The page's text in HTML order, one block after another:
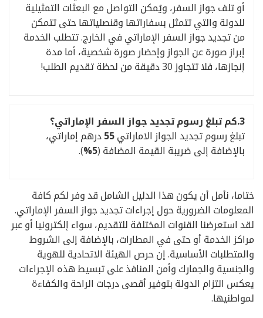
أو تلف جواز السفر، ويُمكن التواصل مع البعثات التمثيلية
للدولة والتي تتمثل بسفاراتها وقنصلياتها حتى تتمكن
من تجديد جواز السفر الإماراتي في الخارج. تتطلب الخدمة
إبراز صورة عن الجواز وإحضار صورة شخصية، أما مدة
إنجازها، فلا تتجاوز 30 دقيقة من لحظة تقديم الطلب!
3.كم تبلغ رسوم تجديد جواز السفر الإماراتي؟
تبلغ رسوم تجديد الجواز الاماراتي55درهم إماراتي،
بالإضافة إلى ضريبة القيمة المضافة ( 5%
).
ختاما، نأمل أن يكون هذا الدليل الشامل قد وفر لكم كافة
المعلومات الضرورية حول إجراءات تجديد جواز السفر الإماراتي.
لقد استعرضنا القنوات المختلفة للتقديم، سواء إلكترونيا أو عبر
مراكز الخدمة أو حتى في المطارات، بالإضافة إلى الشروط
والمتطلبات الأساسية. إن حرص الهيئة الاتحادية للهوية
والجنسية والجمارك وأمن المنافذ على تبسيط هذه الإجراءات
يعكس التزام الدولة بتوفير أقصى درجات الراحة والكفاءة
لمواطنيها.